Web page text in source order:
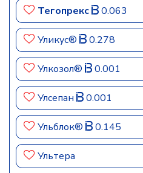
Тегопрекс 0.063
Уликус® 0.278
Улкозол® 0.001
Улсепан 0.001
Ульблок® 0.145
Ультера